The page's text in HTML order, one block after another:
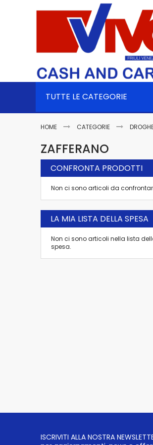
TUTTE LE CATEGORIE
HOME CATEGORIE
ZAFFERANO
CONFRONTA PRODOTTI
Non ci sono articoli da
LA MIA LISTA DELLA SPESA
Non ci sono articoli nella lista
spesa.
ISCRIVITI ALLA NOSTRA